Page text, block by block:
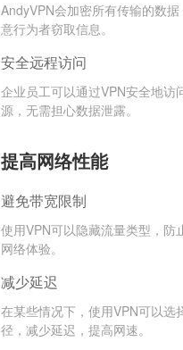
AndyVPN会加密所有传输的数
意行为者窃取信息。
安全远程访问
企业员工可以通过VPN安全地访
源，无需担心数据泄露。
提高网络性能
避免带宽限制
使用VPN可以隐藏流量类型，防
网络体验。
减少延迟
在某些情况下，使用VPN可以选
径，减少延迟，提高网速。